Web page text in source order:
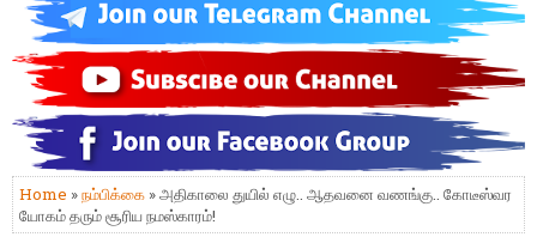
Home »நம்பிக்கை » அதிகாலை துயில் எழு.. ஆதவனை வணங்கு.. கோடீஸ்வர
யோகம் தரும் சூரிய நமஸ்காரம்!